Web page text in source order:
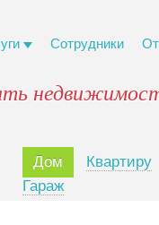
Сотрудники
Дом
Квартиру
Гараж